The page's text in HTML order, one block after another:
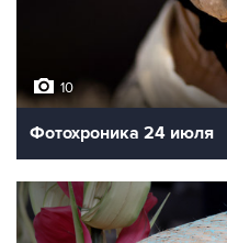
10
Фотохроника 24 июля